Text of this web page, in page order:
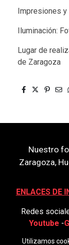
Impresiones
Iluminación:
Lugar de
de Zaragoza
Nuestro
Zaragoza,
ENLACES DE
Redes
Youtube -
Utilizamos